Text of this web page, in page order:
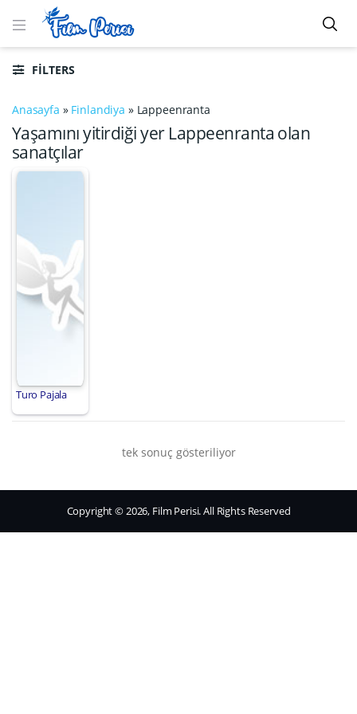
FILTERS
Anasayfa » Finlandiya » Lappeenranta
Yaşamını yitirdiği yer Lappeenranta olan
sanatçılar
Turo Pajala
tek sonuç gösteriliyor
Copyright © 2026, Film Perisi. All Rights Reserved